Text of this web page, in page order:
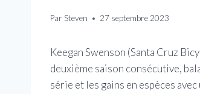
Par Steven 27 septembre 2023
Keegan Swenson (Santa Cruz
deuxième saison consécutive,
série et les gains en espèces